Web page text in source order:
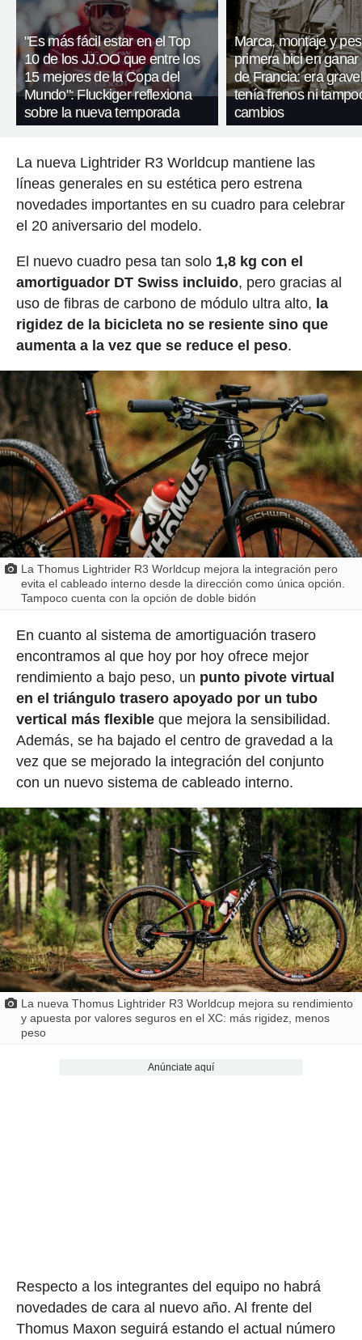
"Es más fácil estar en el Top
10 de los JJ.OO que entre los
15 mejores de la Copa del
Mundo": Fluckiger reflexiona
sobre la nueva temporada
Marca, montaje y
primera bici en ganar
de Francia: era
tenía frenos ni
cambios
La nueva Lightrider R3 Worldcup mantiene las
líneas generales en su estética pero estrena
novedades importantes en su cuadro para celebrar
el 20 aniversario del modelo.
El nuevo cuadro pesa tan solo 1,8 kg con el
amortiguador DT Swiss incluido, pero gracias al
uso de fibras de carbono de módulo ultra alto, la
rigidez de la bicicleta no se resiente sino que
aumenta a la vez que se reduce el peso.
La Thomus Lightrider R3 Worldcup mejora la integración pero
evita el cableado interno desde la dirección como única opción.
Tampoco cuenta con la opción de doble bidón
En cuanto al sistema de amortiguación trasero
encontramos al que hoy por hoy ofrece mejor
rendimiento a bajo peso, un punto pivote virtual
en el triángulo trasero apoyado por un tubo
vertical más flexibleque mejora la sensibilidad.
Además, se ha bajado el centro de gravedad a la
vez que se mejorado la integración del conjunto
con un nuevo sistema de cableado interno.
La nueva Thomus Lightrider R3 Worldcup mejora su rendimiento
y apuesta por valores seguros en el XC: más rigidez, menos
peso
Anúnciate aquí
Respecto a los integrantes del equipo no habrá
novedades de cara al nuevo año. Al frente del
Thomus Maxon seguirá estando el actual número